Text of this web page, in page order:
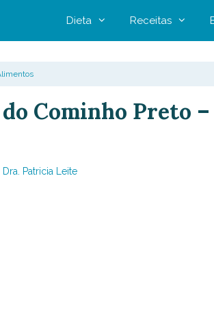
Dieta Receitas
Cominho Preto
Dra. Patricia Leite